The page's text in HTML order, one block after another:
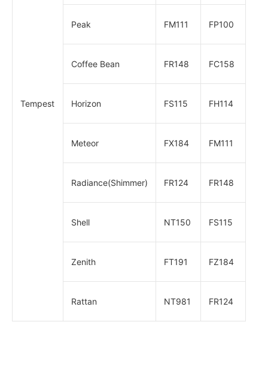
Tempest
Peak FM111 FP100
Coffee Bean FR148 FC158
Horizon FS115 FH114
Meteor FX184 FM111
Radiance(Shimmer) FR124 FR148
Shell NT150 FS115
Zenith FT191 FZ184
Rattan NT981 FR124